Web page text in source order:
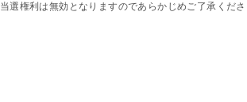
権利は無効となりますのであらかじめご了承くださ